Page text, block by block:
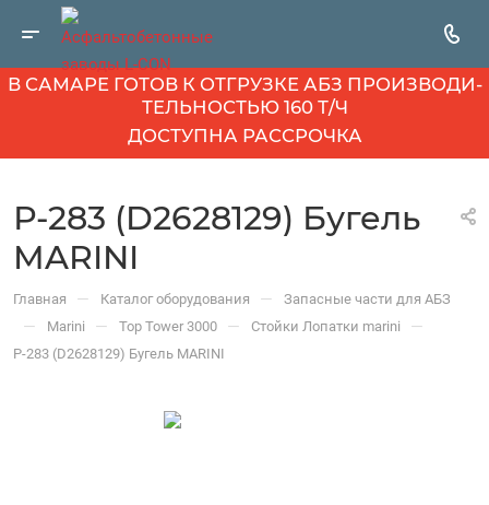
В САМАРЕ ГОТОВ К ОТГРУЗКЕ АБЗ ПРОИЗВОДИ­
ТЕЛЬНОСТЬЮ 160 Т/Ч
ДОСТУПНА РАССРОЧКА
Р-283 (D2628129) Бугель
MARINI
Главная — Каталог оборудования — Запасные части для АБЗ
— Marini — Top Tower 3000 — Стойки Лопатки marini —
Р-283 (D2628129) Бугель MARINI